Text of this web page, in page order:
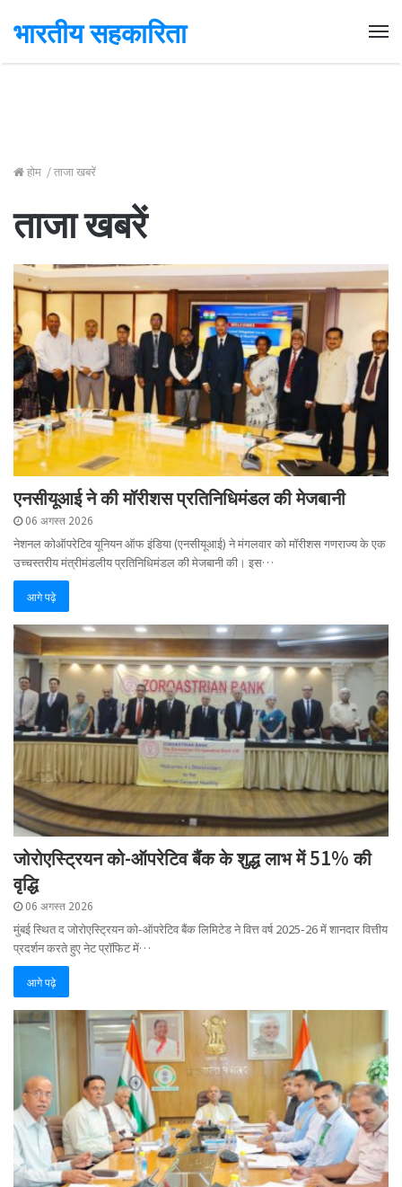
भारतीय सहकारिता
होम /ताजा खबरें
ताजा खबरें
एनसीयूआई ने की मॉरीशस प्रतिनिधिमंडल की मेजबानी
06 अगस्त 2026
नेशनल कोऑपरेटिव यूनियन ऑफ इंडिया (एनसीयूआई) ने मंगलवार को मॉरीशस गणराज्य के एक
उच्चस्तरीय मंत्रीमंडलीय प्रतिनिधिमंडल की मेजबानी की। इस…
आगे पढ़े
जोरोएस्ट्रियन को-ऑपरेटिव बैंक के शुद्ध लाभ में 51% की
वृद्धि
06 अगस्त 2026
मुंबई स्थित द जोरोएस्ट्रियन को-ऑपरेटिव बैंक लिमिटेड ने वित्त वर्ष 2025-26 में शानदार वित्तीय
प्रदर्शन करते हुए नेट प्रॉफिट में…
आगे पढ़े